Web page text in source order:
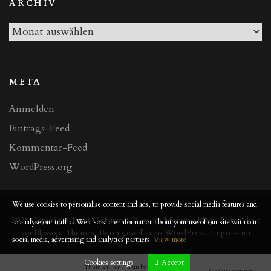
ARCHIV
Archiv
META
Anmelden
Eintrags-Feed
Kommentar-Feed
WordPress.org
2026 CopyrightTarot Germany.Blossom Mommy Blog | Entwickelt
vonBlossom Themes. Bereitgestellt von WordPress. Impressum
ThumbSniper-Plugin by Thomas Schulte
We use cookies to personalise content and ads, to provide social media features and
to analyse our traffic. We also share information about your use of our site with our
social media, advertising and analytics partners. View more
Cookies settings Accept